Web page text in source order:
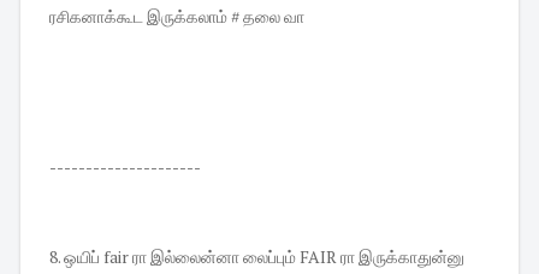
ரசிகனாக்கூட இருக்கலாம் # தலை வா
---------------------
8. ஒயிப் fair ரா இல்லைன்னா லைப்பும் FAIR ரா இருக்காதுன்னு